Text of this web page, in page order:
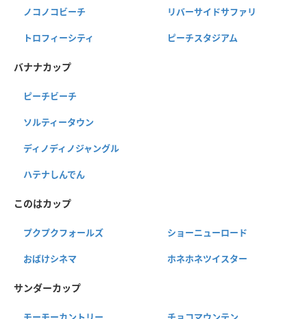
ノコノコビーチ リバーサイドサファリ
トロフィーシティ ピーチスタジアム
バナナカップ
ピーチビーチ
ソルティータウン
ディノディノジャングル
ハテナしんでん
このはカップ
プクプクフォールズ ショーニューロード
おばけシネマ ホネホネツイスター
サンダーカップ